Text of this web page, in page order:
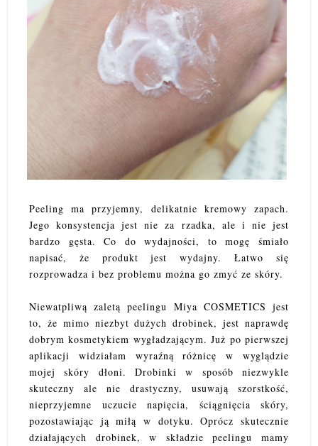
Peeling ma przyjemny, delikatnie kremowy zapach.
Jego konsystencja jest nie za rzadka, ale i nie jest
bardzo gęsta. Co do wydajności, to mogę śmiało
napisać, że produkt jest wydajny. Łatwo się
rozprowadza i bez problemu można go zmyć ze skóry.
Niewatpliwą zaletą peelingu Miya COSMETICS jest
to, że mimo niezbyt dużych drobinek, jest naprawdę
dobrym kosmetykiem wygładzającym. Już po pierwszej
aplikacji widziałam wyraźną różnicę w wyglądzie
mojej skóry dłoni. Drobinki w sposób niezwykle
skuteczny ale nie drastyczny, usuwają szorstkość,
nieprzyjemne uczucie napięcia, ściągnięcia skóry,
pozostawiając ją miłą w dotyku. Oprócz skutecznie
działających drobinek, w składzie peelingu mamy